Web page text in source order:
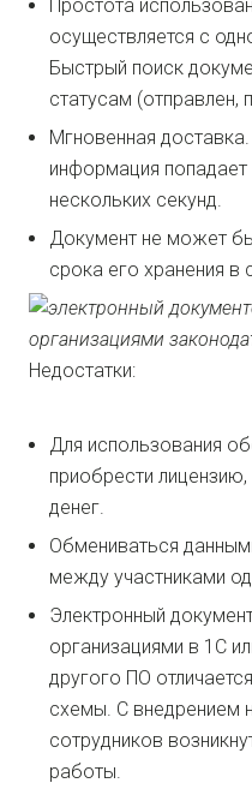
Простота
осуществляется с
Быстрый поиск
статусам (отправлен,
Мгновенная
информация попадает
нескольких секунд.
Документ не может
срока его хранения в
Недостатки:
Для использования
приобрести
денег.
Обмениваться
между участниками
Электронный
организациями в 1С
другого ПО
схемы. С внедрением
сотрудников
работы.